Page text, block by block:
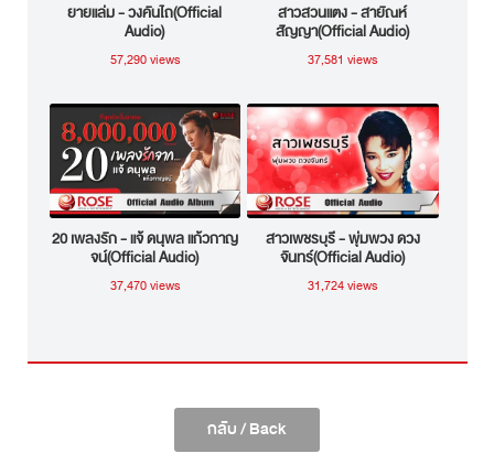
ยายแล่ม - วงคันไถ(Official
Audio)
57,290 views
สาวสวนแตง - สายัณห์
สัญญา(Official Audio)
37,581 views
20 เพลงรัก - แจ้ ดนุพล แก้วกาญ
จน์(Official Audio)
37,470 views
สาวเพชรบุรี - พุ่มพวง ดวง
จันทร์(Official Audio)
31,724 views
กลับ / Back